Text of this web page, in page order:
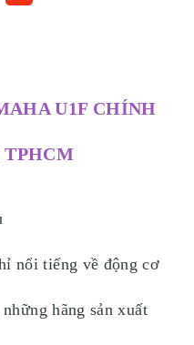
U1F CHÍNH
nổi tiếng về động cơ
hãng sản xuất